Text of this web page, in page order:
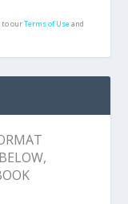
to ourTerms of Useand